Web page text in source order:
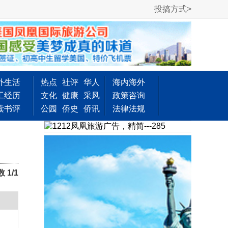
投搞方式>
生活
经历
书评
热点 社评 华人
文化 健康 采风
公园
侨史 侨讯
海内海外
政策咨询
法律法规
1/1